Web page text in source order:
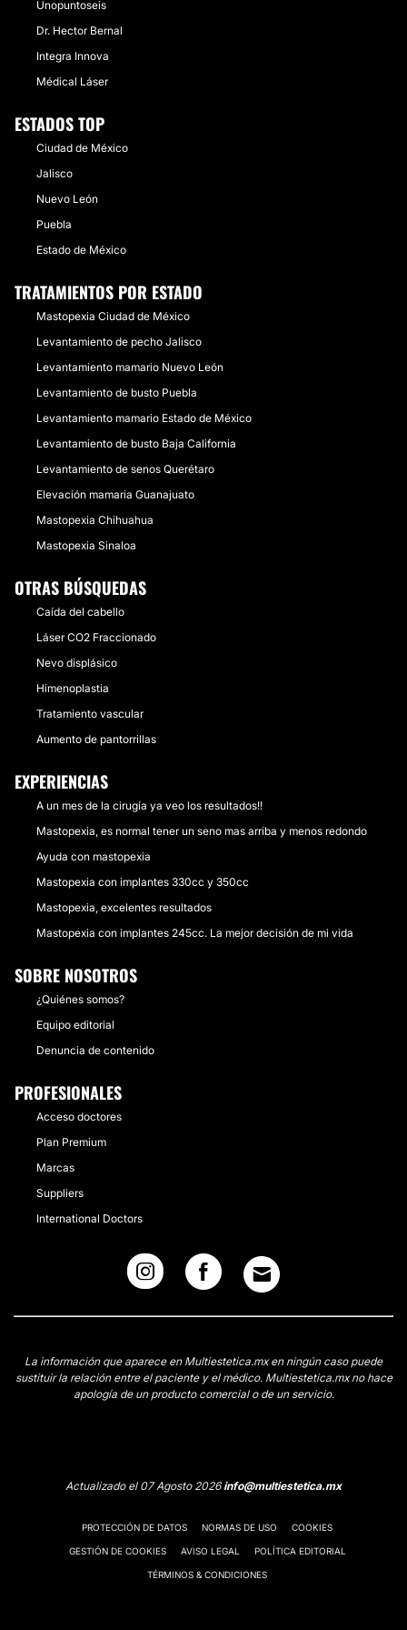
Unopuntoseis
Dr. Hector Bernal
Integra Innova
Médical Láser
ESTADOS TOP
Ciudad de México
Jalisco
Nuevo León
Puebla
Estado de México
TRATAMIENTOS POR ESTADO
Mastopexia Ciudad de México
Levantamiento de pecho Jalisco
Levantamiento mamario Nuevo León
Levantamiento de busto Puebla
Levantamiento mamario Estado de México
Levantamiento de busto Baja California
Levantamiento de senos Querétaro
Elevación mamaria Guanajuato
Mastopexia Chihuahua
Mastopexia Sinaloa
OTRAS BÚSQUEDAS
Caída del cabello
Láser CO2 Fraccionado
Nevo displásico
Himenoplastia
Tratamiento vascular
Aumento de pantorrillas
EXPERIENCIAS
A un mes de la cirugía ya veo los resultados!!
Mastopexia, es normal tener un seno mas arriba y menos redondo
Ayuda con mastopexia
Mastopexia con implantes 330cc y 350cc
Mastopexia, excelentes resultados
Mastopexia con implantes 245cc. La mejor decisión de mi vida
SOBRE NOSOTROS
¿Quiénes somos?
Equipo editorial
Denuncia de contenido
PROFESIONALES
Acceso doctores
Plan Premium
Marcas
Suppliers
International Doctors
La información que aparece en Multiestetica.mx en ningún caso puede
sustituir la relación entre el paciente y el médico. Multiestetica.mx no hace
apología de un producto comercial o de un servicio.
Actualizado el 07 Agosto 2026info@multiestetica.mx
PROTECCIÓN DE DATOS NORMAS DE USO COOKIES
GESTIÓN DE COOKIES AVISO LEGAL POLÍTICA EDITORIAL
TÉRMINOS & CONDICIONES